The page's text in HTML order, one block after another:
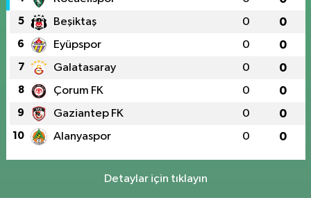
5 Beşiktaş 0 0
6 Eyüpspor 0 0
7 Galatasaray 0 0
8 Çorum FK 0 0
9 Gaziantep FK 0 0
10 Alanyaspor 0 0
Detaylar için tıklayın